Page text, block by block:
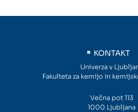
KONTAKT
Univerza v
Fakulteta za kemijo in
Večna pot 113
1000 Ljubljana